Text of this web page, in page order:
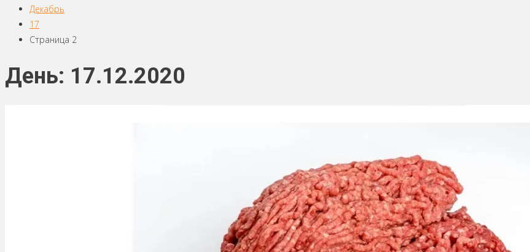
Декабрь
17
Страница 2
День: 17.12.2020